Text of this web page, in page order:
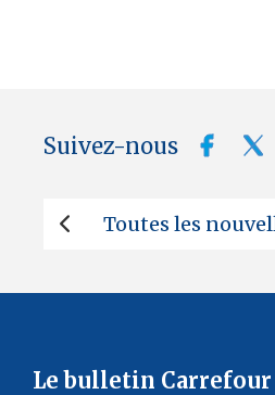
Suivez-nous
Toutes les
Le bulletin